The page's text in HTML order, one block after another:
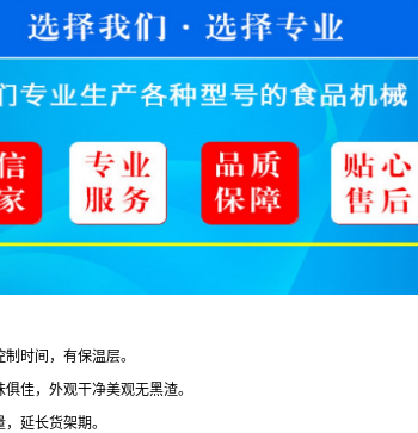
时间，有保温层。
佳，外观干净美观无黑渣。
延长货架期。